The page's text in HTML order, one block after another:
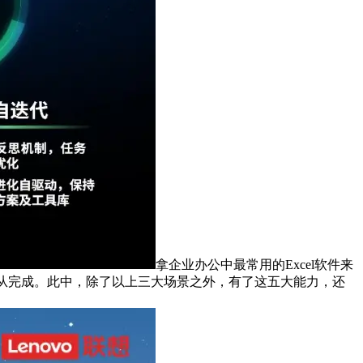
拿企业办公中最常用的Excel软件来
成。此中，除了以上三大场景之外，有了这五大能力，还